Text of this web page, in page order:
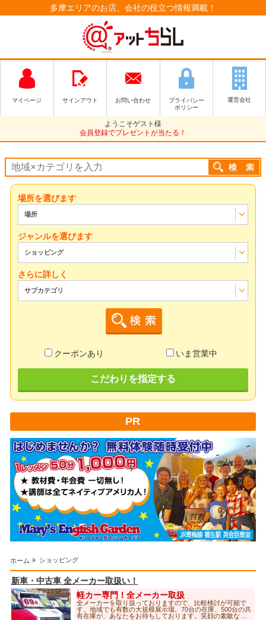
多摩エリアのお店、会社の役立つ情報満載！
マイページ サインアウト お問い合わせ
プライバシー
ポリシー
運営会社
ようこそゲスト様
会員登録でプレゼントが当たる！
場所を選びます
場所
ジャンルを選びます
ショッピング
さらに詳しく
サブカテゴリ
クーポンあり いま営業中
こだわりを指定する
PR
ホーム ショッピング
新車・中古車 全メーカー取扱い！
軽カー専門！全メーカー取扱
全メーカーを取り扱っておりますので、比較検討が可能で
す。地域でも有数の大規模展示場。70台の在庫、500台の共
有在庫が、あなたをお待ちしております。笑顔の素敵な ...